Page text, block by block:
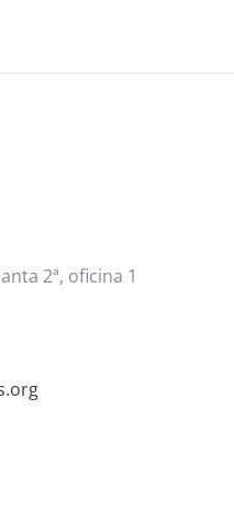
2ª, oficina 1